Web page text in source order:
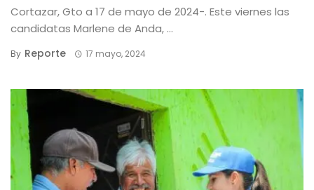
Cortazar, Gto a 17 de mayo de 2024-. Este viernes las
candidatas Marlene de Anda, ...
By Reporte 17 mayo, 2024